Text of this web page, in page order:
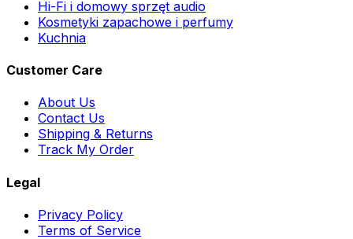
Hi-Fi i domowy sprzęt audio
Kosmetyki zapachowe i perfumy
Kuchnia
Customer Care
About Us
Contact Us
Shipping & Returns
Track My Order
Legal
Privacy Policy
Terms of Service